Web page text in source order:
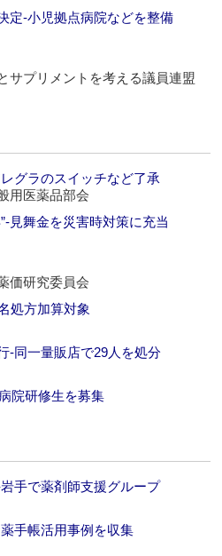
定‐小児拠点病院などを整備
サプリメントを考える議員連盟
グラのスイッチなど了承
用医薬品部会
見舞金を災害時対策に充当
価研究委員会
処方加算対象
‐同一量販店で29人を処分
院研修生を募集
手で薬剤師支援グループ
手帳活用事例を収集